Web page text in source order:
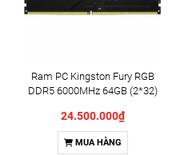
Ram PC Kingston Fury RGB
DDR5 6000MHz 64GB (2*32)
24.500.000₫
MUA HÀNG